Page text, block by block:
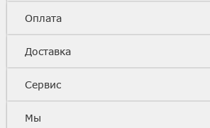
Оплата
Доставка
Сервис
Мы